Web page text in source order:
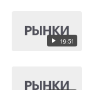
19:51